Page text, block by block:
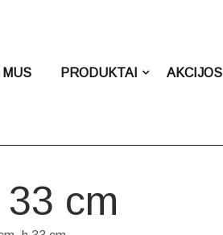
PRODUKTAI AKCIJOS
cm